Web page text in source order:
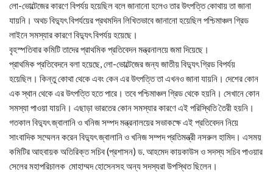
লো-ভোল্টেজের কারণে বিপর্যয় হয়েছিল বলে জানানো হলেও তার উৎপত্তি কোথায় তা জানা
যায়নি। অথচ বিদ্যুৎ বিপর্যয়ের প্রথমদিন লিখিতভাবে জানানো হয়েছিল পশ্চিমাঞ্চল গ্রিড
লাইনে সমস্যার কারণে বিদ্যুৎ বিপর্যয় হয়েছে।
বৃহস্পতিবার কমিটি তাদের প্রাথমিক প্রতিবেদন মন্ত্রনালয়ে জমা দিয়েছে।
প্রাথমিক প্রতিবেদনে বলা হয়েছে, লো-ভোল্টেজের জন্য জাতীয় বিদ্যুৎ গ্রিড বিপর্যয়
হয়েছিল। কিন্তু কোথা থেকে এবং কেন এর উৎপত্তি তা এখনও জানা যায়নি। দেশের কোন
এক স্থান থেকে এর উৎপত্তি হতে পারে। তবে পশ্চিমাঞ্চল গ্রিড থেকে হয়নি। সেখানে কোন
সমস্যা পাওয়া যায়নি। এছাড়া ভারতের কোন সমস্যার কারণে এই পরিস্থিতি তৈরী হয়নি।
গতকাল বিদ্যুৎ জ্বালানি ও খনিজ সম্পদ মন্ত্রনালয়ের সভাকক্ষে এই প্রতিবেদন নিয়ে
সাংবাদিক সম্মেলন করেন বিদ্যুৎ জ্বালানি ও খনিজ সম্পদ প্রতিমন্ত্রী নসরুল হামিদ। এসময়
কমিটির আহবায়ক অতিরিক্ত সচিব (প্রশাসন) ড. আহমেদ কায়কাউস ও সদস্য সচিব পাওয়ার
সেলের মহাপরিচালক মোহাম্মদ হোসেনসহ অন্য সদস্যরা উপস্থিত ছিলেন।